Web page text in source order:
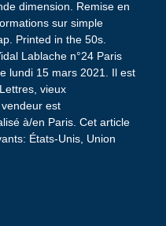
dimension. Remise en
sur simple
Printed in the 50s.
Lablache n°24 Paris
lundi 15 mars 2021. Il est
vieux
est
à/en Paris. Cet article
États-Unis, Union